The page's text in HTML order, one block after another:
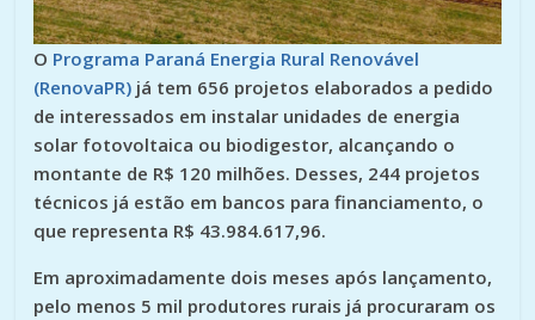
O Programa Paraná Energia Rural Renovável
(RenovaPR) já tem 656 projetos elaborados a pedido
de interessados em instalar unidades de energia
solar fotovoltaica ou biodigestor, alcançando o
montante de R$ 120 milhões. Desses, 244 projetos
técnicos já estão em bancos para financiamento, o
que representa R$ 43.984.617,96.
Em aproximadamente dois meses após lançamento,
pelo menos 5 mil produtores rurais já procuraram os